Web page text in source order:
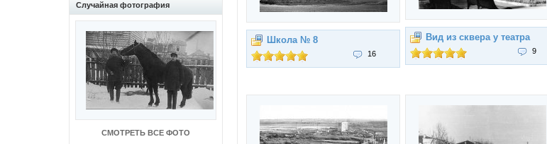
Случайная фотография
СМОТРЕТЬ ВСЕ ФОТО
Школа № 8
16
Вид из сквера у театра
9